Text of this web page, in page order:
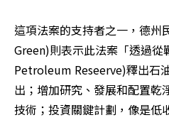
這項法案的支持者之一，德州
Green)則表示此法案「透過
Petroleum Reseerve)釋出石
出；增加研究、發展和配置乾
技術；投資關鍵計劃，像是